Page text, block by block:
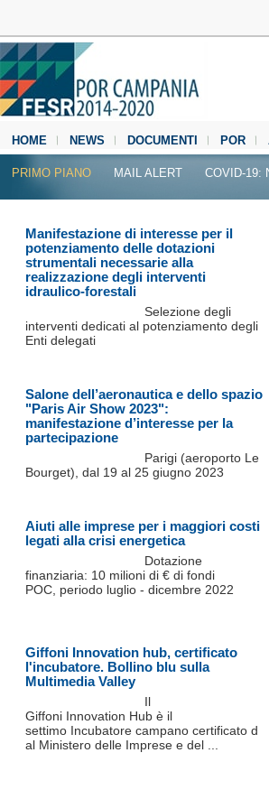
HOME NEWS DOCUMENTI POR
MEDIA CENTER
PRIMO PIANO MAIL ALERT COVID-19:
Manifestazione di interesse per il
potenziamento delle dotazioni
strumentali necessarie alla
realizzazione degli interventi
idraulico-forestali
Selezione degli
interventi dedicati al potenziamento degli
Enti delegati
Salone dell’aeronautica e dello spazio
"Paris Air Show 2023":
manifestazione d’interesse per la
partecipazione
Parigi (aeroporto Le
Bourget), dal 19 al 25 giugno 2023
Aiuti alle imprese per i maggiori costi
legati alla crisi energetica
Dotazione
finanziaria: 10 milioni di € di fondi
POC, periodo luglio - dicembre 2022
Giffoni Innovation hub, certificato
l'incubatore. Bollino blu sulla
Multimedia Valley
Il
Giffoni Innovation Hub è il
settimo Incubatore campano certificato d
al Ministero delle Imprese e del ...